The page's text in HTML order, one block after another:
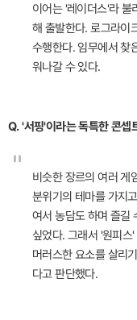
이어는 '레이더스'라 불
해 출발한다. 로그라이
수행한다. 임무에서 찾
워나갈 수 있다.
Q. '서핑'이라는 독특한 콘셉
"
비슷한 장르의 여러 게
분위기의 테마를 가지
여서 농담도 하며 즐길
싶었다. 그래서 '원피스
머러스한 요소를 살리
다고 판단했다.